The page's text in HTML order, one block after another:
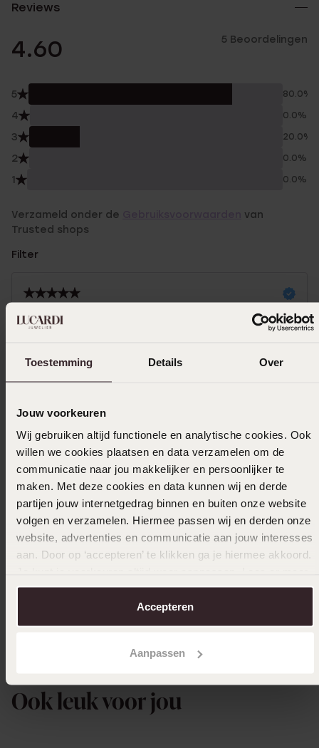
Toestemming Details Over
Jouw voorkeuren
Wij gebruiken altijd functionele en analytische cookies. Ook
willen we cookies plaatsen en data verzamelen om de
communicatie naar jou makkelijker en persoonlijker te
maken. Met deze cookies en data kunnen wij en derde
partijen jouw internetgedrag binnen en buiten onze website
volgen en verzamelen. Hiermee passen wij en derden onze
website, advertenties en communicatie aan jouw interesses
aan. Door op ‘accepteren’ te klikken ga je hiermee akkoord.
over in onscookiebeleid.
Accepteren
Aanpassen
Reviews
4.60 5 Beoordelingen
5 80.0%
4 0.0%
3 20.0%
2 0.0%
1 0.0%
Verzameld onder de
van
Trusted shops
Filter
12-03-2025 - Ineke S.
Leuke kinder ring met een mooi krabbetje.
Staat erg mooi om een kinderhandje.
24-03-2023 - Cindy v.
Leuk, maar niet praktisch voor kinderen
i.v.m. scherpe punten.
Toon meer
Selecteer maat & bestel
Ook leuk voor jou